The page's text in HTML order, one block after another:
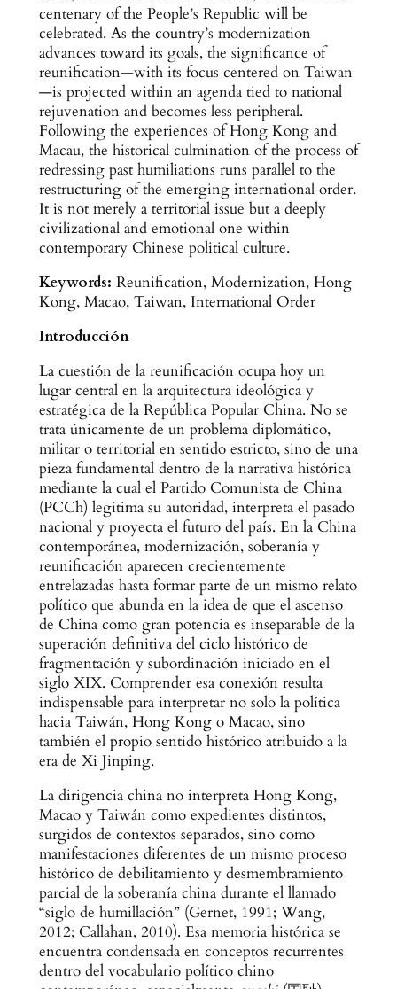
centenary of the People’s Republic will be
celebrated. As the country’s modernization
advances toward its goals, the significance of
reunification—with its focus centered on Taiwan
—is projected within an agenda tied to national
rejuvenation and becomes less peripheral.
Following the experiences of Hong Kong and
Macau, the historical culmination of the process of
redressing past humiliations runs parallel to the
restructuring of the emerging international order.
It is not merely a territorial issue but a deeply
civilizational and emotional one within
contemporary Chinese political culture.
Keywords: Reunification, Modernization, Hong
Kong, Macao, Taiwan, International Order
Introducción
La cuestión de la reunificación ocupa hoy un
lugar central en la arquitectura ideológica y
estratégica de la República Popular China. No se
trata únicamente de un problema diplomático,
militar o territorial en sentido estricto, sino de una
pieza fundamental dentro de la narrativa histórica
mediante la cual el Partido Comunista de China
(PCCh) legitima su autoridad, interpreta el pasado
nacional y proyecta el futuro del país. En la China
contemporánea, modernización, soberanía y
reunificación aparecen crecientemente
entrelazadas hasta formar parte de un mismo relato
político que abunda en la idea de que el ascenso
de China como gran potencia es inseparable de la
superación definitiva del ciclo histórico de
fragmentación y subordinación iniciado en el
siglo XIX. Comprender esa conexión resulta
indispensable para interpretar no solo la política
hacia Taiwán, Hong Kong o Macao, sino
también el propio sentido histórico atribuido a la
era de Xi Jinping.
La dirigencia china no interpreta Hong Kong,
Macao y Taiwán como expedientes distintos,
surgidos de contextos separados, sino como
manifestaciones diferentes de un mismo proceso
histórico de debilitamiento y desmembramiento
parcial de la soberanía china durante el llamado
“siglo de humillación” (Gernet, 1991; Wang,
2012; Callahan, 2010). Esa memoria histórica se
encuentra condensada en conceptos recurrentes
dentro del vocabulario político chino